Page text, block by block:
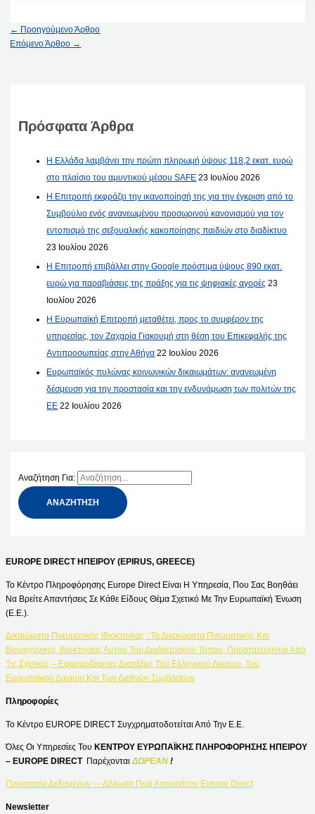
← Προηγούμενο Άρθρο
Επόμενο Άρθρο →
Πρόσφατα Άρθρα
Η Ελλάδα λαμβάνει την πρώτη πληρωμή ύψους 118,2 εκατ. ευρώ
στο πλαίσιο του αμυντικού μέσου SAFE 23 Ιουλίου 2026
Η Επιτροπή εκφράζει την ικανοποίησή της για την έγκριση από το
Συμβούλιο ενός ανανεωμένου προσωρινού κανονισμού για τον
εντοπισμό της σεξουαλικής κακοποίησης παιδιών στο διαδίκτυο
23 Ιουλίου 2026
Η Επιτροπή επιβάλλει στην Google πρόστιμα ύψους 890 εκατ.
ευρώ για παραβιάσεις της πράξης για τις ψηφιακές αγορές 23
Ιουλίου 2026
Η Ευρωπαϊκή Επιτροπή μεταθέτει, προς το συμφέρον της
υπηρεσίας, τον Ζαχαρία Γιακουμή στη θέση του Επικεφαλής της
Αντιπροσωπείας στην Αθήνα 22 Ιουλίου 2026
Ευρωπαϊκός πυλώνας κοινωνικών δικαιωμάτων: ανανεωμένη
δέσμευση για την προστασία και την ενδυνάμωση των πολιτών της
ΕΕ 22 Ιουλίου 2026
Αναζήτηση Για:
EUROPE DIRECT ΗΠΕΙΡΟΥ (EPIRUS, GREECE)
Το Κέντρο Πληροφόρησης Europe Direct Είναι Η Υπηρεσία, Που Σας Βοηθάει
Να Βρείτε Απαντήσεις Σε Κάθε Είδους Θέμα Σχετικό Με Την Ευρωπαϊκή Ένωση
(Ε.Ε.).
Δικαιώματα Πνευματικής Ιδιοκτησίας : Τα Δικαιώματα Πνευματικής Και
Βιομηχανικής Ιδιοκτησίας Αυτού Του Διαδικτυακού Τόπου, Προστατεύονται Από
Τις Σχετικές – Εφαρμοζόμενες Διατάξεις Του Ελληνικού Δικαίου, Του
Ευρωπαϊκού Δικαίου Και Των Διεθνών Συμβάσεων
Πληροφορίες
Το Κέντρο EUROPE DIRECT Συγχρηματοδοτείται Από Την Ε.Ε.
Όλες Οι Υπηρεσίες Του ΚΕΝΤΡΟΥ ΕΥΡΩΠΑΪΚΗΣ ΠΛΗΡΟΦΟΡΗΣΗΣ ΗΠΕΙΡΟΥ
– EUROPE DIRECT Παρέχονται ΔΩΡΕΑΝ !
Προστασία Δεδομένων — Δήλωση Περί Απορρήτου Europe Direct
Newsletter